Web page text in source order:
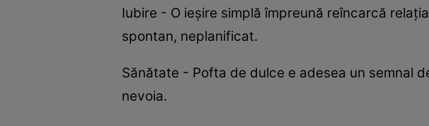
Iubire - O ieșire simplă împreună reîncarcă
spontan, neplanificat.
Sănătate - Pofta de dulce e adesea un semnal
nevoia.